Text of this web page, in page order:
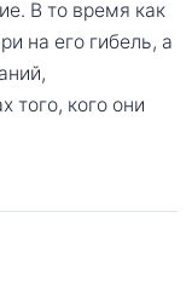
В то время как
на его гибель, а
кого они